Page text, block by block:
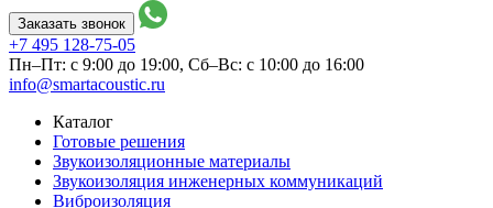
Заказать звонок
+7 495 128-75-05
Пн–Пт: с 9:00 до 19:00, Сб–Вс: с 10:00 до 16:00
info@smartacoustic.ru
Каталог
Готовые решения
Звукоизоляционные материалы
Звукоизоляция инженерных коммуникаций
Виброизоляция